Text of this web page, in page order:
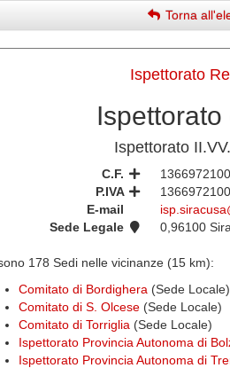
Torna
Ispettorato
Ispettorato
C.F.
P.IVA
E-mail
Sede Legale
0,96100
178 Sedi nelle vicinanze (15 km):
Comitato di Bordighera (Sede Locale)
Comitato di S. Olcese (Sede Locale)
Comitato di Torriglia (Sede Locale)
Ispettorato Provincia Autonoma di
Ispettorato Provincia Autonoma di